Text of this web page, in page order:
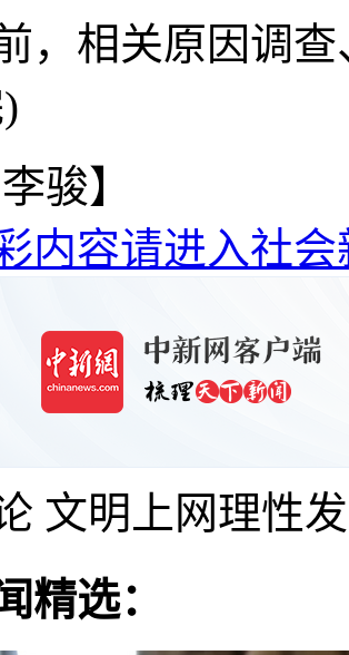
相关原因调查
骏】
内容请进入社会
文明上网理性
精选：